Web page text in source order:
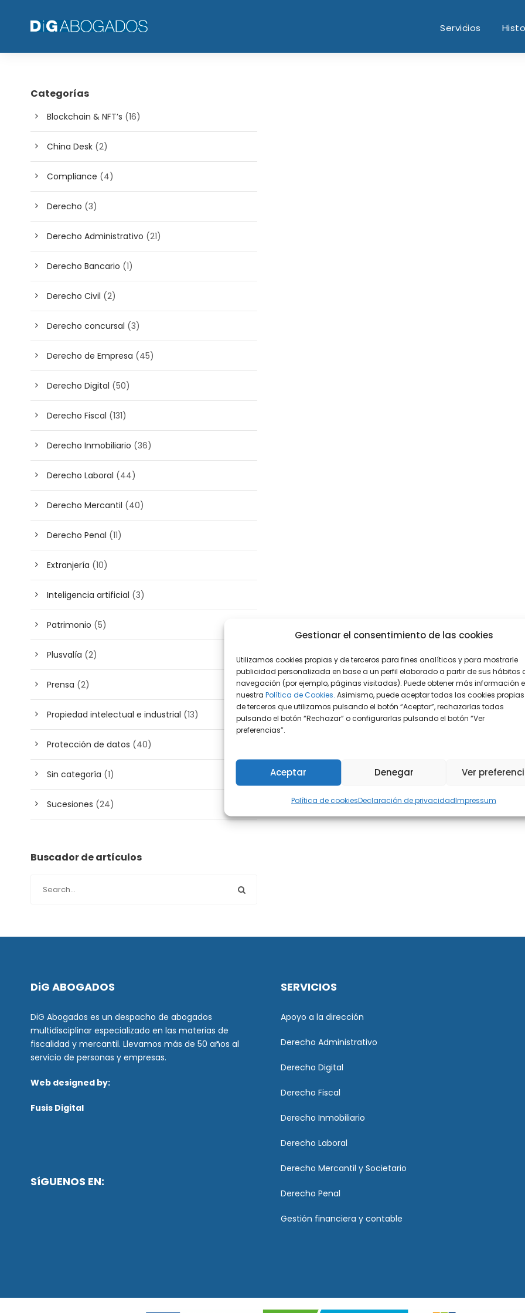
Gestionar el consentimiento de las cookies
Utilizamos cookies propias y de terceros para fines analíticos y para mostrarle
publicidad personalizada en base a un perfil elaborado a partir de sus hábitos
navegación (por ejemplo, páginas visitadas). Puede obtener más información
nuestra Política de Cookies. Asimismo, puede aceptar todas las cookies
de terceros que utilizamos pulsando el botón “Aceptar”, rechazarlas todas
pulsando el botón “Rechazar” o configurarlas pulsando el botón “Ver
preferencias”.
Aceptar Denegar Ver
Política de cookiesDeclaración de privacidadImpressum
Servicios
Categorías
Blockchain & NFT’s (16)
China Desk (2)
Compliance (4)
Derecho (3)
Derecho Administrativo (21)
Derecho Bancario (1)
Derecho Civil (2)
Derecho concursal (3)
Derecho de Empresa (45)
Derecho Digital (50)
Derecho Fiscal (131)
Derecho Inmobiliario (36)
Derecho Laboral (44)
Derecho Mercantil (40)
Derecho Penal (11)
Extranjería (10)
Inteligencia artificial (3)
Patrimonio (5)
Plusvalía (2)
Prensa (2)
Propiedad intelectual e industrial (13)
Protección de datos (40)
Sin categoría (1)
Sucesiones (24)
Buscador de artículos
DiG ABOGADOS
DiG Abogados es un despacho de abogados
multidisciplinar especializado en las materias de
fiscalidad y mercantil. Llevamos más de 50 años al
servicio de personas y empresas.
Web designed by:
Fusis Digital
SíGUENOS EN:
SERVICIOS
Apoyo a la dirección
Derecho Administrativo
Derecho Digital
Derecho Fiscal
Derecho Inmobiliario
Derecho Laboral
Derecho Mercantil y Societario
Derecho Penal
Gestión financiera y contable